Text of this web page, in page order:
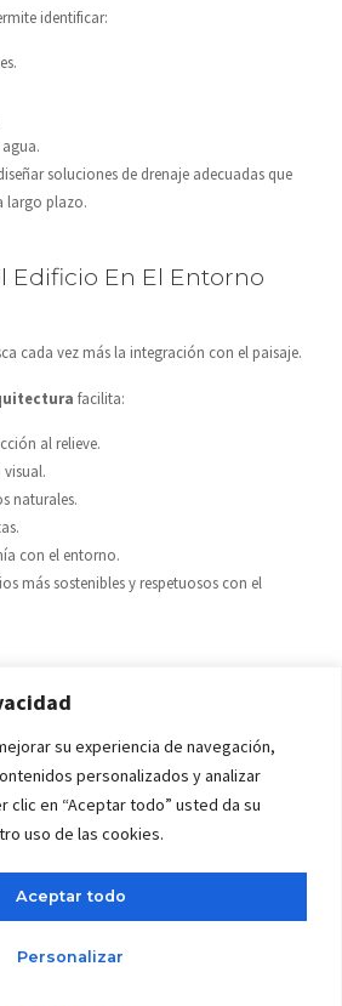
su experiencia de navegación,
personalizados y analizar
clic en “Aceptar todo” usted da su
uso de las cookies.
Personalizar
Aceptar todo
identificar:
soluciones de drenaje adecuadas que
largo plazo.
Edificio En El Entorno
cada vez más la integración con el paisaje.
facilita:
al relieve.
visual.
naturales.
con el entorno.
más sostenibles y respetuosos con el
mejorado enormemente los estudios
con gran precisión.